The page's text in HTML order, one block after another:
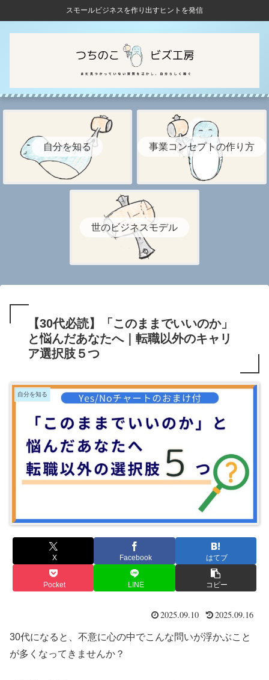
スモールビジネスを作り出すヒントを発信
自分を知る 事業コンセプトの作り方
世のビジネスモデル
【30代必読】「このままでいいのか」
と悩んだあなたへ｜転職以外のキャリ
ア選択肢５つ
自分を知る
X Facebook はてブ
Pocket LINE コピー
2025.09.10 2025.09.16
30代になると、不意に心の中でこんな問いが浮かぶこと
が多くなってきませんか？